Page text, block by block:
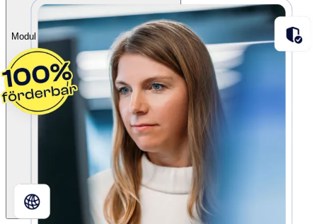
IT-Grundlagen
Modul 1 • 400 UE • Ohne Vorkenntnisse